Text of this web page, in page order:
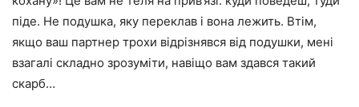
піде. Не подушка, яку переклав і вона лежить. Втім,
якщо ваш партнер трохи відрізнявся від подушки, мені
взагалі складно зрозуміти, навіщо вам здався такий
скарб…